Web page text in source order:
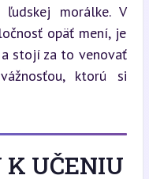
morálke. V
opäť mení, je
stojí za to venovať
ktorú si
K UČENIU